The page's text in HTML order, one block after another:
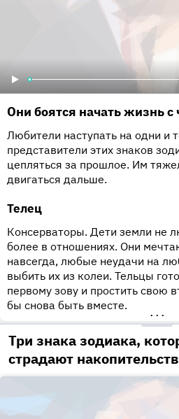
Они боятся начать жизнь с
Любители наступать на одни и
представители этих знаков
цепляться за прошлое. Им
двигаться дальше.
Телец
Консерваторы. Дети земли не
более в отношениях. Они
навсегда, любые неудачи на
выбить их из колеи. Тельцы
первому зову и простить свою
бы снова быть вместе.
•••
Три знака зодиака,
страдают